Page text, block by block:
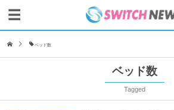
ベッド数
ベッド数
Tagged